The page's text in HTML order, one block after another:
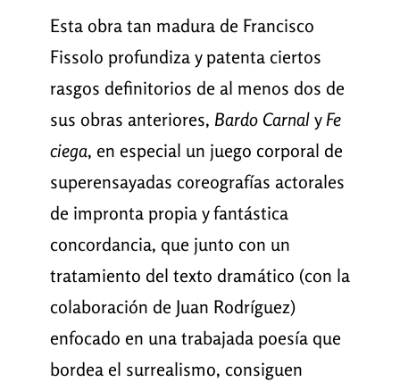
Esta obra tan madura de Francisco
Fissolo profundiza y patenta ciertos
rasgos definitorios de al menos dos de
sus obras anteriores, Bardo Carnaly Fe
ciega, en especial un juego corporal de
superensayadas coreografías actorales
de impronta propia y fantástica
concordancia, que junto con un
tratamiento del texto dramático (con la
colaboración de Juan Rodríguez)
enfocado en una trabajada poesía que
bordea el surrealismo, consiguen